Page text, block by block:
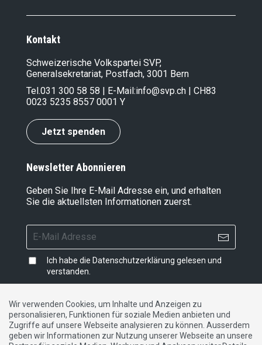
Kontakt
Schweizerische Volkspartei SVP,
Generalsekretariat, Postfach, 3001 Bern
Tel.031 300 58 58 | E-Mail:info@svp.ch | CH83
0023 5235 8557 0001 Y
Jetzt spenden
Newsletter Abonnieren
Geben Sie Ihre E-Mail Adresse ein, und erhalten
Sie die aktuellsten Informationen zuerst.
Ich habe die Datenschutzerklärung gelesen und
verstanden.
Impressum |Datenschutzerklärung|Kontakt
Wir verwenden Cookies, um Inhalte und Anzeigen zu
personalisieren, Funktionen für soziale Medien anbieten und
Zugriffe auf unsere Webseite analysieren zu können. Ausserdem
geben wir Informationen zur Nutzung unserer Webseite an unsere